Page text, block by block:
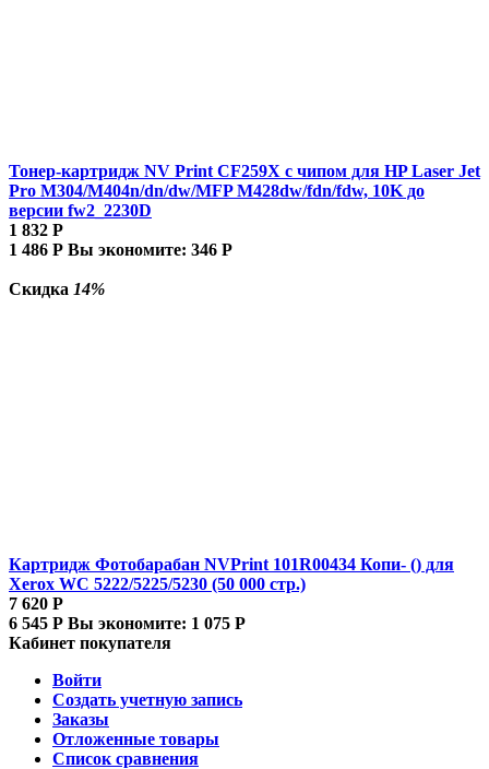
Тонер-картридж NV Print CF259X с чипом для HP Laser Jet
Pro M304/M404n/dn/dw/MFP M428dw/fdn/fdw, 10K до
версии fw2_2230D
1 832 Р
1 486 Р Вы экономите: 346 Р
Скидка 14%
Картридж Фотобарабан NVPrint 101R00434 Копи- () для
Xerox WC 5222/5225/5230 (50 000 стр.)
7 620 Р
6 545 Р Вы экономите: 1 075 Р
Кабинет покупателя
Войти
Создать учетную запись
Заказы
Отложенные товары
Список сравнения